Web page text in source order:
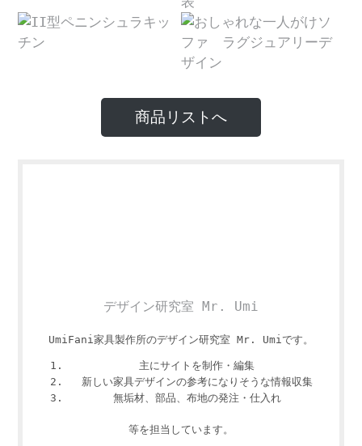
商品リストへ
デザイン研究室 Mr. Umi
UmiFani家具製作所のデザイン研究室 Mr. Umiです。
主にサイトを制作・編集
新しい家具デザインの参考になりそうな情報収集
無垢材、部品、布地の発注・仕入れ
等を担当しています。